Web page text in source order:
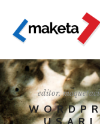
editor,